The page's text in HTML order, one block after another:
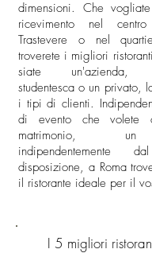
dimensioni. Che
ricevimento nel
Trastevere o nel
troverete i migliori
siate un'azienda,
studentesca o un privato,
i tipi di clienti.
di evento che volete
matrimonio, un
disposizione, a Roma
il ristorante ideale per il
I 5 migliori